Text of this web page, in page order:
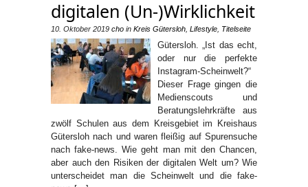
digitalen (Un-)Wirklichkeit
10. Oktober 2019 cho in Kreis Gütersloh Lifestyle Titelseite
Gütersloh. „Ist das echt,
oder nur die perfekte
Instagram-Scheinwelt?“
Dieser Frage gingen die
Medienscouts und
Beratungslehrkräfte aus
zwölf Schulen aus dem Kreisgebiet im Kreishaus
Gütersloh nach und waren fleißig auf Spurensuche
nach fake-news. Wie geht man mit den Chancen,
aber auch den Risiken der digitalen Welt um? Wie
unterscheidet man die Scheinwelt und die fake-